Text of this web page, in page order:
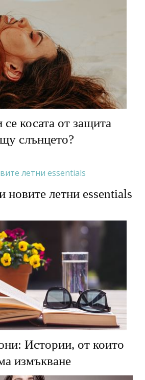
косата от защита
слънцето?
летни essentials
Истории, от които
измъкване